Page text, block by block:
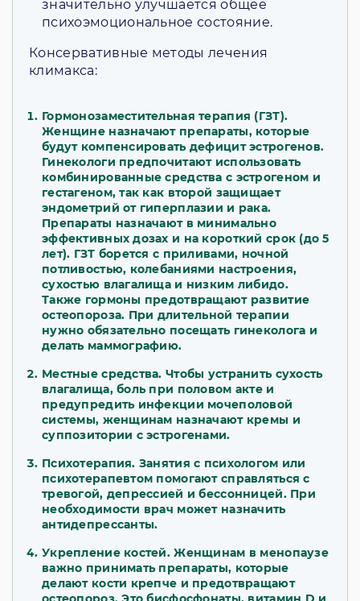
значительно улучшается общее
психоэмоциональное состояние.
Консервативные методы лечения
климакса:
Гормонозаместительная терапия (ГЗТ).
Женщине назначают препараты, которые
будут компенсировать дефицит эстрогенов.
Гинекологи предпочитают использовать
комбинированные средства с эстрогеном и
гестагеном, так как второй защищает
эндометрий от гиперплазии и рака.
Препараты назначают в минимально
эффективных дозах и на короткий срок (до 5
лет). ГЗТ борется с приливами, ночной
потливостью, колебаниями настроения,
сухостью влагалища и низким либидо.
Также гормоны предотвращают развитие
остеопороза. При длительной терапии
нужно обязательно посещать гинеколога и
делать маммографию.
Местные средства. Чтобы устранить сухость
влагалища, боль при половом акте и
предупредить инфекции мочеполовой
системы, женщинам назначают кремы и
суппозитории с эстрогенами.
Психотерапия. Занятия с психологом или
психотерапевтом помогают справляться с
тревогой, депрессией и бессонницей. При
необходимости врач может назначить
антидепрессанты.
Укрепление костей. Женщинам в менопаузе
важно принимать препараты, которые
делают кости крепче и предотвращают